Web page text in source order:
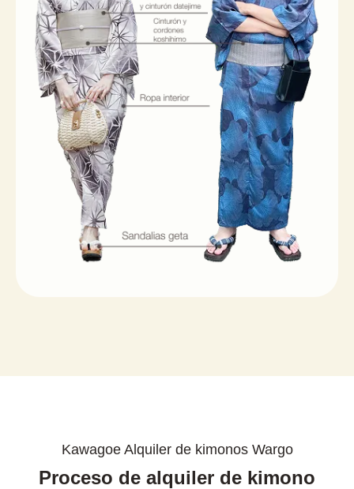
Kawagoe Alquiler de kimonos Wargo
Proceso de alquiler de kimono